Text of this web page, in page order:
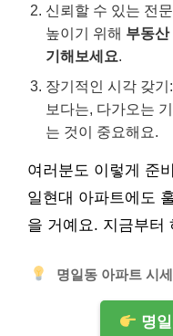
신뢰할 수 있는 전
높이기 위해 부동
기해보세요
장기적인 시각 갖
보다는, 다가오는
는 것이 중요해요.
여러분도 이렇게 준
일현대 아파트에도
을 거예요. 지금부터
명일동 아파트 시
명